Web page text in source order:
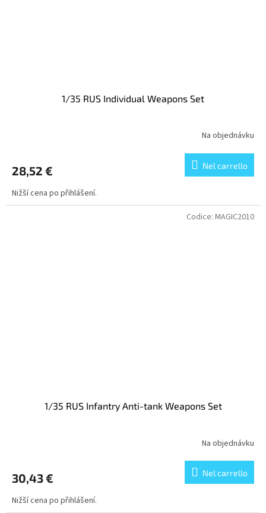
1/35 RUS Individual Weapons Set
Na objednávku
28,52 € Nel carrello
Nižší cena po přihlášení.
1/35 RUS Infantry Anti-tank Weapons Set
Na objednávku
30,43 € Nel carrello
Nižší cena po přihlášení.
Codice: MAGIC2010